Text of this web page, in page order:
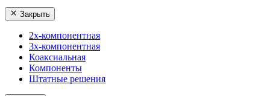
Закрыть
2х-компонентная
3х-компонентная
Коаксиальная
Компоненты
Штатные решения